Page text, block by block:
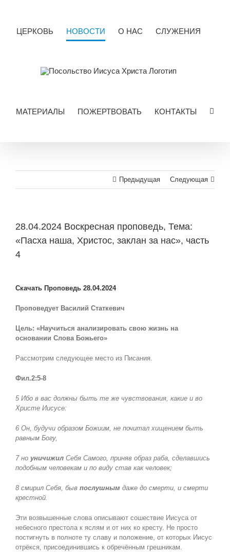
ЦЕРКОВЬ НОВОСТИ О НАС СЛУЖЕНИЯ
МАТЕРИАЛЫ ПОЖЕРТВОВАТЬ КОНТАКТЫ
Предыдущая Следующая
28.04.2024 Воскресная проповедь, Тема:
«Пасха наша, Христос, заклан за нас», часть
4
Image
Скачать Проповедь 28.04.2024
Проповедует Василий Статкевич
Цель: «Научиться анализировать свою жизнь на
основании Слова Божьего»
Рассмотрим следующее место из Писания.
Фил.2:5-8
5 Ибо в вас должны быть те же чувствования, какие и во
Христе Иисусе:
6 Он, будучи образом Божиим, не почитал хищением быть
равным Богу,
7 но уничижилСебя Самого, приняв образ раба, сделавшись
подобным человекам и по виду став как человек;
8 смирил Себя, быв послушнымдаже до смерти, и смерти
крестной.
Эти возвышенные слова описывают сошествие Иисуса от
небесного престола к яслям и от них ко кресту. Не просто
постигнуть в полноте ту славу и положение, от которых Иисус
отрёкся, присоединившись к обречённым грешникам.